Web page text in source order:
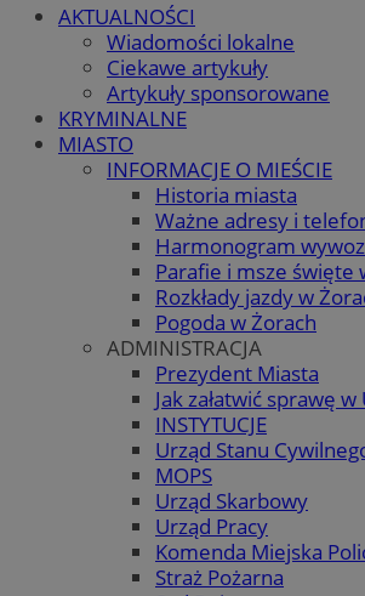
AKTUALNOŚCI
Wiadomości lokalne
Ciekawe artykuły
Artykuły sponsorowane
KRYMINALNE
MIASTO
INFORMACJE O MIEŚCIE
Historia miasta
Ważne adresy i
Harmonogram
Parafie i msze święte
Rozkłady jazdy w
Pogoda w Żorach
ADMINISTRACJA
Prezydent Miasta
Jak załatwić sprawę
INSTYTUCJE
Urząd Stanu
MOPS
Urząd Skarbowy
Urząd Pracy
Komenda Miejska
Straż Pożarna